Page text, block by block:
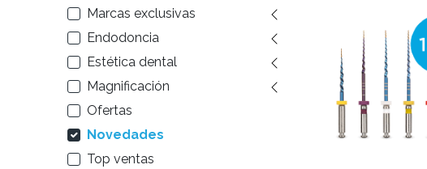
Marcas exclusivas
Endodoncia
Estética dental
Magnificación
Ofertas
Novedades
Top ventas